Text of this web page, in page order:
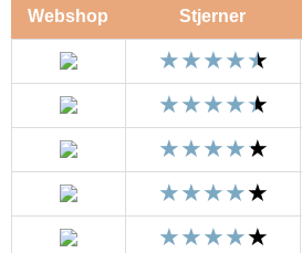
Webshop Stjerner